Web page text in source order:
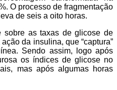
O processo de fragmentação
de seis a oito horas.
sobre as taxas de glicose de
da insulina, que “captura”
Sendo assim, logo após
os índices de glicose no
mas após algumas horas